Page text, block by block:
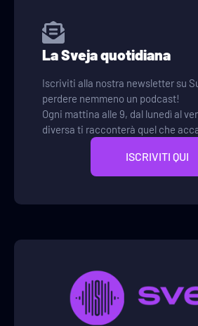
La Sveja quotidiana
Iscriviti alla nostra newsletter su
perdere nemmeno un podcast!
Ogni mattina alle 9, dal lunedì al
diversa ti racconterà quel che
ISCRIVITI QUI